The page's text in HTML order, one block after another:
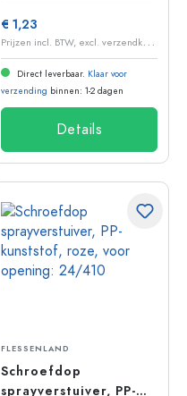
€ 1,23
P
rijzen incl. BTW, excl. verzendkosten
Direct leverbaar. Klaar voor
verzending binnen: 1-2 dagen
Details
FLESSENLAND
Schroefdop
sprayverstuiver, PP-